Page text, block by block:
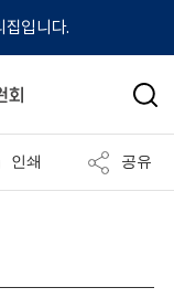
집입니다.
검
인쇄 공유